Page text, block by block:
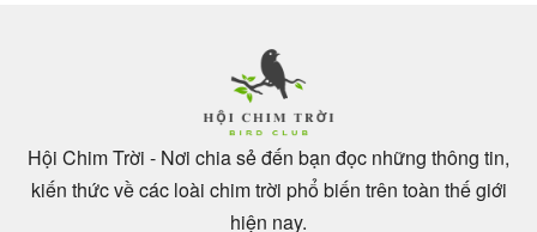
Hội Chim Trời - Nơi chia sẻ đến bạn đọc những thông tin,
kiến thức về các loài chim trời phổ biến trên toàn thế giới
hiện nay.